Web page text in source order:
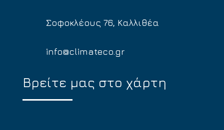
Σοφοκλέους 76, Καλλιθέα
info@climateco.gr
Βρείτε μας στο χάρτη